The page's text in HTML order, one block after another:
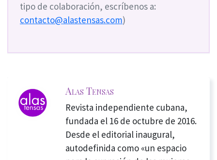
tipo de colaboración, escríbenos a:
contacto@alastensas.com)
Alas Tensas
Revista independiente cubana,
fundada el 16 de octubre de 2016.
Desde el editorial inaugural,
autodefinida como «un espacio